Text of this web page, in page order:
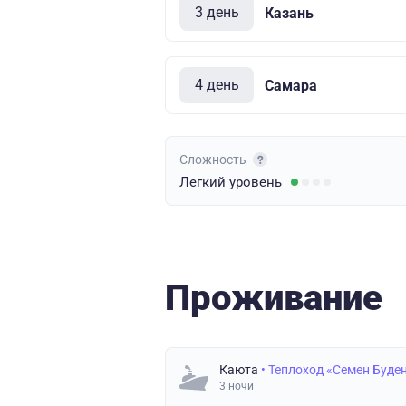
3 день Казань
4 день Самара
Сложность
Легкий уровень
Проживание
Каюта • Теплоход «Семен
3 ночи